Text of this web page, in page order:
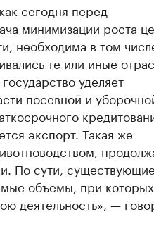
сегодня перед
минимизации роста
необходима в том
те или иные
уделяет
посевной и
экспорт. Такая же
По сути, существующие
объемы, при которых
деятельность», —